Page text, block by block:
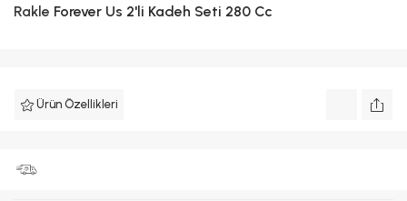
Rakle Forever Us 2'li Kadeh Seti 280 Cc
Ürün Özellikleri